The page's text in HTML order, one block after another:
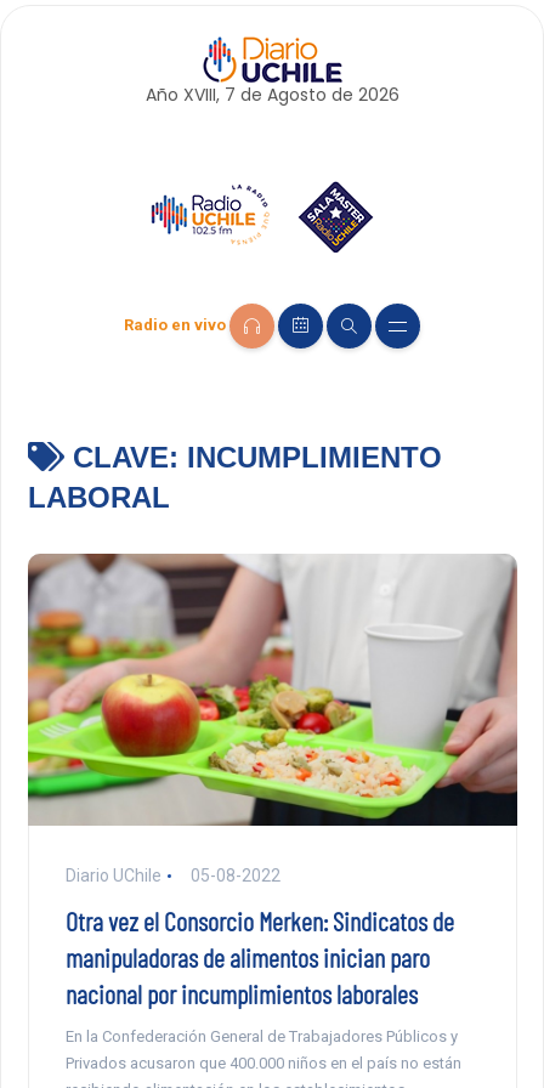
Año XVIII, 7 de Agosto de 2026
Radio en vivo
CLAVE: INCUMPLIMIENTO
LABORAL
Diario UChile 05-08-2022
Otra vez el Consorcio Merken: Sindicatos de
manipuladoras de alimentos inician paro
nacional por incumplimientos laborales
En la Confederación General de Trabajadores Públicos y
Privados acusaron que 400.000 niños en el país no están